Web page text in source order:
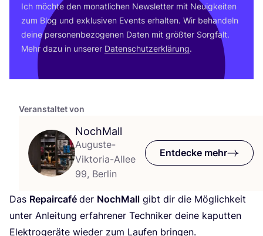
Veranstaltet von
NochMall
Auguste-
Viktoria-Allee
99, Berlin
Entdecke mehr
Das Repair­ca­fé der Noch­Mall gibt dir die Mög­lich­keit
unter Anlei­tung erfah­re­ner Tech­ni­ker dei­ne kaput­ten
Elek­tro­ge­rä­te wie­der zum Lau­fen bringen.
Ich möch­te den monat­li­chen News­let­ter mit Neu­ig­kei­ten
zum Blog und exklu­si­ven Events erhal­ten. Wir behan­deln
dei­ne per­so­nen­be­zo­ge­nen Daten mit größ­ter Sorg­falt.
Mehr dazu in unse­rer Daten­schutz­er­klä­rung.